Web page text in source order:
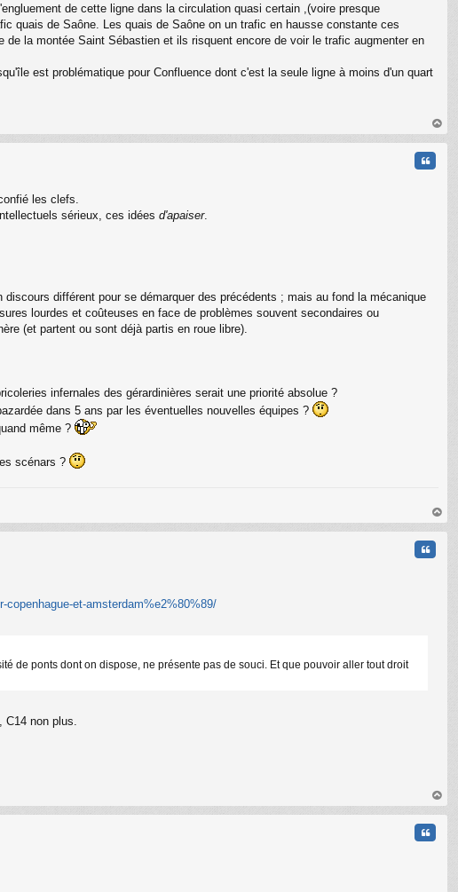
de cette ligne dans la circulation quasi certain ,(voire presque
quais de Saône. Les quais de Saône on un trafic en hausse constante ces
la montée Saint Sébastien et ils risquent encore de voir le trafic augmenter en
est problématique pour Confluence dont c'est la seule ligne à moins d'un quart
au
les clefs.
sérieux, ces idées d'apaiser.
différent pour se démarquer des précédents ; mais au fond la mécanique
lourdes et coûteuses en face de problèmes souvent secondaires ou
(et partent ou sont déjà partis en roue libre).
infernales des gérardinières serait une priorité absolue ?
dans 5 ans par les éventuelles nouvelles équipes ?
même ?
scénars ?
au
copenhague-et-amsterdam%e2%80%89/
de ponts dont on dispose, ne présente pas de souci. Et que pouvoir aller tout droit
C14 non plus.
au